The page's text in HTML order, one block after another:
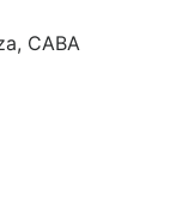
CABA
– PILATES